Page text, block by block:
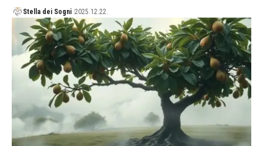
Stella dei Sogni 2025.12.22.